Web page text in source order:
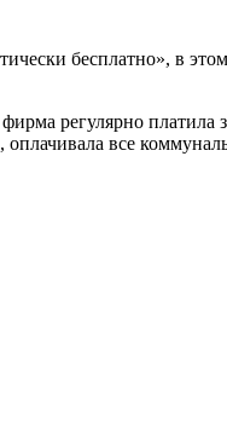
бесплатно», в
регулярно платила
все